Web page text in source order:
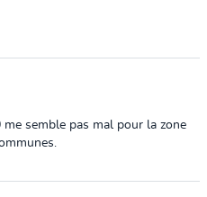
semble pas mal pour la zone